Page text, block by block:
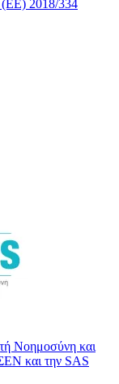
2018/334
Νοημοσύνη και
και την SAS